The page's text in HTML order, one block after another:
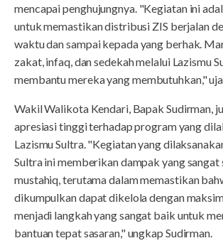
mencapai penghujungnya. "Kegiatan ini
untuk memastikan distribusi ZIS berjalan
waktu dan sampai kepada yang berhak.
zakat, infaq, dan sedekah melalui Lazismu
membantu mereka yang membutuhkan,"
Wakil Walikota Kendari, Bapak Sudirman,
apresiasi tinggi terhadap program yang
Lazismu Sultra. "Kegiatan yang
Sultra ini memberikan dampak yang
mustahiq, terutama dalam memastikan
dikumpulkan dapat dikelola dengan
menjadi langkah yang sangat baik untuk
bantuan tepat sasaran," ungkap Sudirman.